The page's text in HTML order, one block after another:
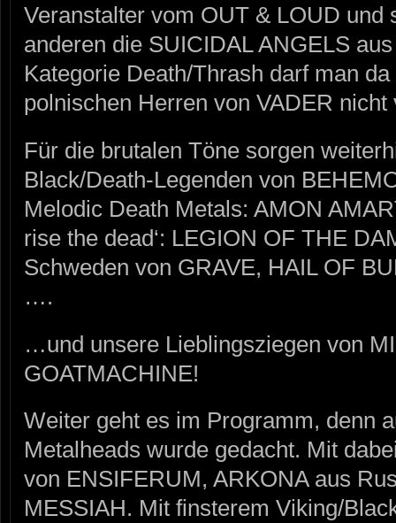
Veranstalter vom OUT & LOUD und
anderen die SUICIDAL ANGELS
Kategorie Death/Thrash darf man
polnischen Herren von VADER nicht
Für die brutalen Töne sorgen
Black/Death-Legenden von
Melodic Death Metals: AMON
rise the dead‘: LEGION OF THE
Schweden von GRAVE, HAIL OF
….
…und unsere Lieblingsziegen von
GOATMACHINE!
Weiter geht es im Programm, denn
Metalheads wurde gedacht. Mit
von ENSIFERUM, ARKONA aus
MESSIAH. Mit finsterem Viking/